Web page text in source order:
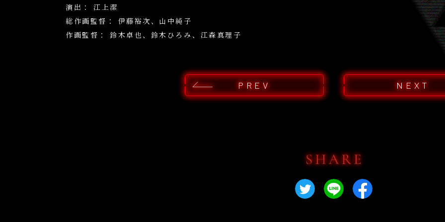
演出：
江上潔
総作画監督：
伊藤裕次、山中純子
作画監督：
鈴木卓也、鈴木ひろみ、江森真理子
PREV NEXT
Twitterでシェア
LINEでシェア